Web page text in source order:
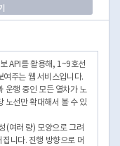
API를 활용해, 1~9호선
여주는 웹 서비스입니다.
운행 중인 모든 열차가 노
노선만 확대해서 볼 수 있
(여러 량) 모양으로 그려
니다. 진행 방향으로 머